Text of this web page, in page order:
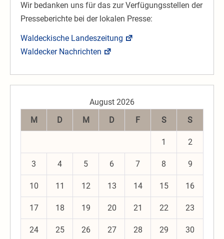
Wir bedanken uns für das zur Verfügungsstellen der
Presseberichte bei der lokalen Presse:
Waldeckische Landeszeitung
Waldecker Nachrichten
August 2026
M
D M D F S S
1 2
3 4 5 6 7 8 9
10 11 12 13 14 15 16
17 18 19 20 21 22 23
24 25 26 27 28 29 30